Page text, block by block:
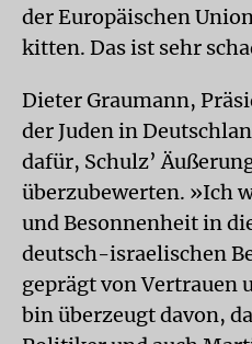
der Europäischen
kitten. Das ist sehr
Dieter Graumann,
der Juden in
dafür, Schulz’
überzubewerten. »Ich
und Besonnenheit in
deutsch-israelischen
geprägt von Vertrauen
bin überzeugt davon,